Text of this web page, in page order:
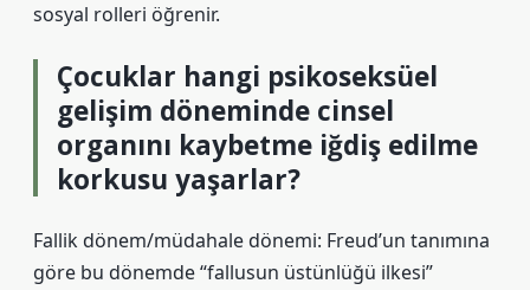
sosyal rolleri öğrenir.
Çocuklar hangi psikoseksüel
gelişim döneminde cinsel
organını kaybetme iğdiş edilme
korkusu yaşarlar?
Fallik dönem/müdahale dönemi: Freud’un tanımına
göre bu dönemde “fallusun üstünlüğü ilkesi”